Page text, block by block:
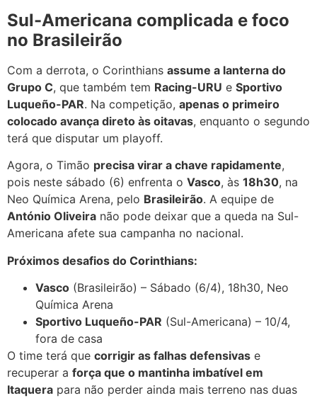
Sul-Americana complicada e foco
no Brasileirão
Com a derrota, o Corinthians assume a lanterna do
Grupo C, que também tem Racing-URU e Sportivo
Luqueño-PAR. Na competição, apenas o primeiro
colocado avança direto às oitavas, enquanto o segundo
terá que disputar um playoff.
Agora, o Timão precisa virar a chave rapidamente,
pois neste sábado (6) enfrenta o Vasco, às 18h30, na
Neo Química Arena, pelo Brasileirão. A equipe de
António Oliveira não pode deixar que a queda na Sul-
Americana afete sua campanha no nacional.
Próximos desafios do Corinthians:
Vasco (Brasileirão) – Sábado (6/4), 18h30, Neo
Química Arena
Sportivo Luqueño-PAR (Sul-Americana) – 10/4,
fora de casa
O time terá que corrigir as falhas defensivas e
recuperar a força que o mantinha imbatível em
Itaquera para não perder ainda mais terreno nas duas